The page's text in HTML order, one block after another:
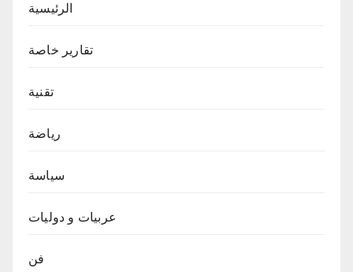
الرئيسية
تقارير خاصة
تقنية
رياضة
سياسة
عربيات و دوليات
فن